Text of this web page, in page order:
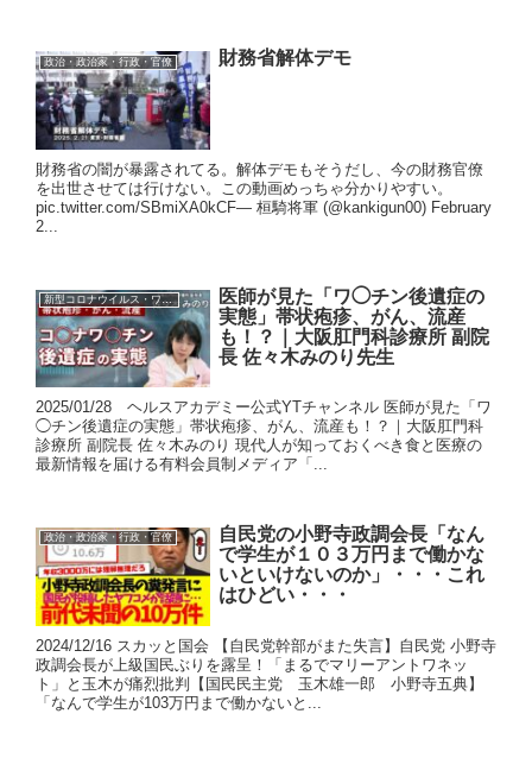
政治・政治家・行政・官僚 財務省解体デモ
財務省の闇が暴露されてる。解体デモもそうだし、今の財務官僚
を出世させては行けない。この動画めっちゃ分かりやすい。
pic.twitter.com/SBmiXA0kCF— 桓騎将軍 (@kankigun00) February
2...
新型コロナウイルス・ワクチン
医師が見た「ワ◯チン後遺症の
実態」帯状疱疹、がん、流産
も！？｜大阪肛門科診療所 副院
長 佐々木みのり先生
2025/01/28 ヘルスアカデミー公式YTチャンネル 医師が見た「ワ
◯チン後遺症の実態」帯状疱疹、がん、流産も！？｜大阪肛門科
診療所 副院長 佐々木みのり 現代人が知っておくべき食と医療の
最新情報を届ける有料会員制メディア「...
政治・政治家・行政・官僚
自民党の小野寺政調会長「なん
で学生が１０３万円まで働かな
いといけないのか」・・・これ
はひどい・・・
2024/12/16 スカッと国会 【自民党幹部がまた失言】自民党 小野寺
政調会長が上級国民ぶりを露呈！「まるでマリーアントワネッ
ト」と玉木が痛烈批判【国民民主党 玉木雄一郎 小野寺五典】
「なんで学生が103万円まで働かないと...